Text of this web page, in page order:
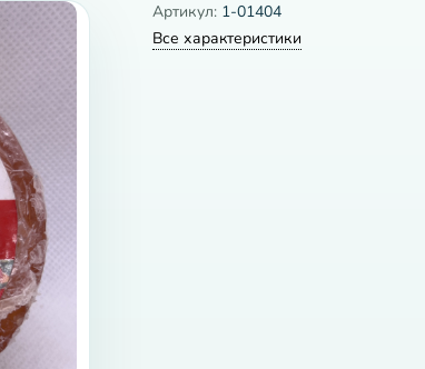
Артикул: 1-01404
Все характеристики